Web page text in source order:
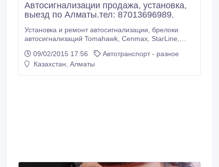
Автосигнализации продажа, установка,
выезд по Алматы.тел: 87013696989.
Установка и ремонт автосигнализации, брелоки
автосигнализаций Tomahawk, Cenmax, StarLine,
ремонт, продажа, запись, настройка, выезд. в
наличии брелоки : Tomahawk TW-9010 Tomahawk
09/02/2015 17:56
Автотранспорт - разное
Казахстан, Алматы